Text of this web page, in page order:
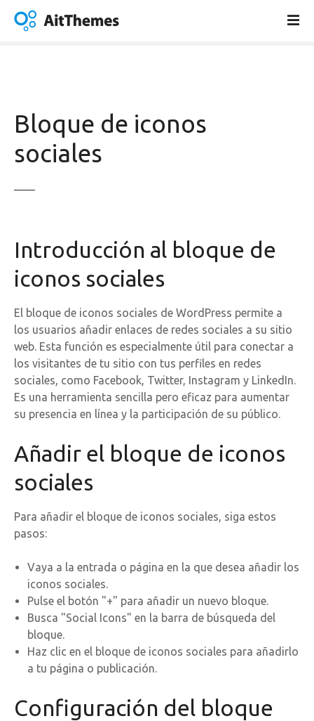
Bloque de iconos
sociales
Introducción al bloque de
iconos sociales
El bloque de iconos sociales de WordPress permite a
los usuarios añadir enlaces de redes sociales a su sitio
web. Esta función es especialmente útil para conectar a
los visitantes de tu sitio con tus perfiles en redes
sociales, como Facebook, Twitter, Instagram y LinkedIn.
Es una herramienta sencilla pero eficaz para aumentar
su presencia en línea y la participación de su público.
Añadir el bloque de iconos
sociales
Para añadir el bloque de iconos sociales, siga estos
pasos:
Vaya a la entrada o página en la que desea añadir los
iconos sociales.
Pulse el botón "+" para añadir un nuevo bloque.
Busca "Social Icons" en la barra de búsqueda del
bloque.
Haz clic en el bloque de iconos sociales para añadirlo
a tu página o publicación.
Configuración del bloque